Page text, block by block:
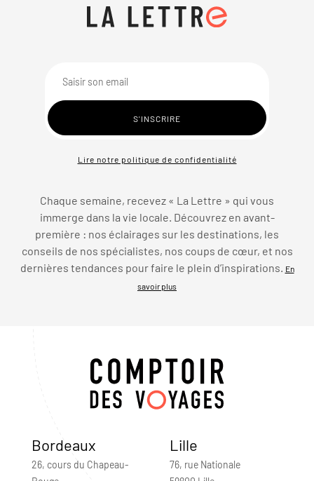
Lire notre politique de confidentialité
Chaque semaine, recevez « La Lettre » qui vous
immerge dans la vie locale. Découvrez en avant-
première : nos éclairages sur les destinations, les
conseils de nos spécialistes, nos coups de cœur, et nos
dernières tendances pour faire le plein d’inspirations.
En
savoir plus
Bordeaux
26, cours du Chapeau-
Lille
76, rue Nationale